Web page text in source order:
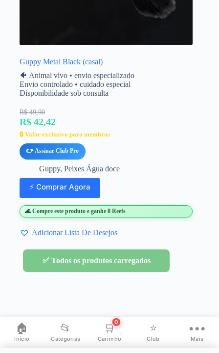
🏠
Início
📂
Categorias
🛒
Carrinho
0 ⭐
Club
•••
Mais
Guppy Metal Black (casal)
🐠 Animal vivo • envio especializado
Envio controlado • cuidado especial
Disponibilidade sob consulta
R$ 49,90
R$ 42,42
🔒 Valor exclusivo para membros
👉 Assinar Club Pro
Guppy, Peixes Água doce
⚡ Comprar Agora
🌊 Compre este produto e ganhe 8 Reefs
Adicionar Lista De Desejos
✅ Todos os produtos carregados